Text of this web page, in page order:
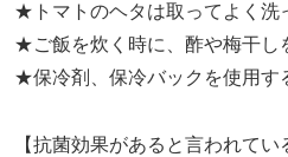
★トマトのヘタは取ってよく洗
★ご飯を炊く時に、酢や梅干し
★保冷剤、保冷バックを使用す
【抗菌効果があると言われてい